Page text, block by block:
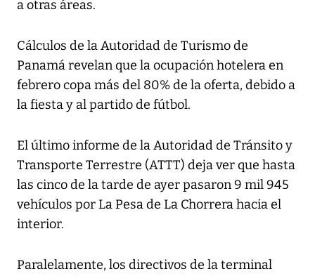
a otras áreas.
Cálculos de la Autoridad de Turismo de
Panamá revelan que la ocupación hotelera en
febrero copa más del 80% de la oferta, debido a
la fiesta y al partido de fútbol.
El último informe de la Autoridad de Tránsito y
Transporte Terrestre (ATTT) deja ver que hasta
las cinco de la tarde de ayer pasaron 9 mil 945
vehículos por La Pesa de La Chorrera hacia el
interior.
Paralelamente, los directivos de la terminal